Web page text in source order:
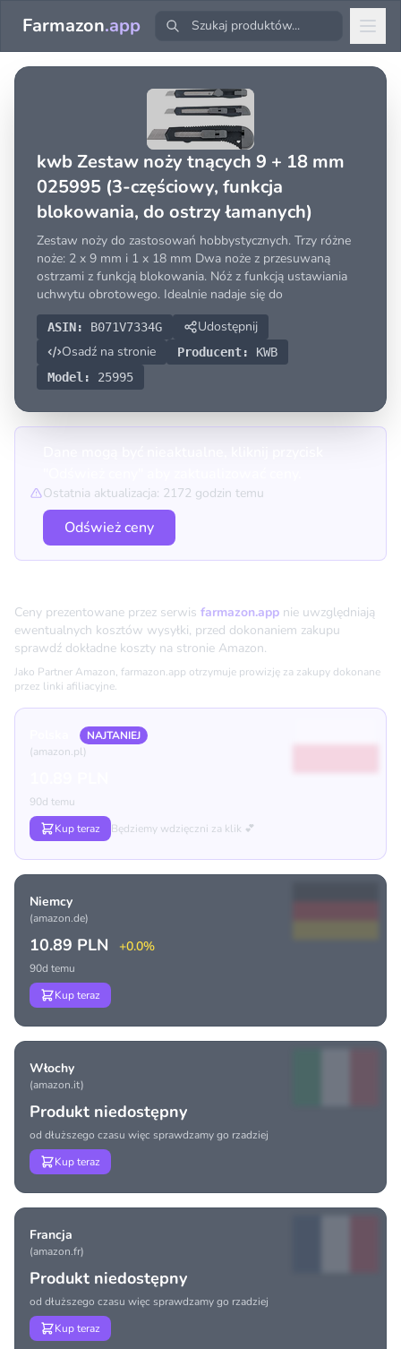
Farmazon.app
kwb Zestaw noży tnących 9 + 18 mm
025995 (3-częściowy, funkcja
blokowania, do ostrzy łamanych)
Zestaw noży do zastosowań hobbystycznych. Trzy różne
noże: 2 x 9 mm i 1 x 18 mm Dwa noże z przesuwaną
ostrzami z funkcją blokowania. Nóż z funkcją ustawiania
uchwytu obrotowego. Idealnie nadaje się do
ASIN: B071V7334G
Udostępnij
Osadź na stronie
Producent:
KWB
Model:
25995
Ostatnia aktualizacja: 2172 godzin temu
Odśwież ceny
Ceny prezentowane przez serwis farmazon.app nie uwzględniają
ewentualnych kosztów wysyłki, przed dokonaniem zakupu
sprawdź dokładne koszty na stronie Amazon.
Jako Partner Amazon, farmazon.app otrzymuje prowizję za zakupy dokonane
przez linki afiliacyjne.
NAJTANIEJ
(amazon.pl)
90d temu
Kup teraz
Będziemy wdzięczni za klik 💕
Niemcy
(amazon.de)
10.89 PLN +0.0%
90d temu
Kup teraz
Włochy
(amazon.it)
Produkt niedostępny
od dłuższego czasu więc sprawdzamy go rzadziej
Kup teraz
Francja
(amazon.fr)
Produkt niedostępny
od dłuższego czasu więc sprawdzamy go rzadziej
Kup teraz